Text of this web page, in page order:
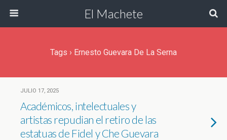
El Machete
Tags › Ernesto Guevara De La Serna
JULIO 17, 2025
Académicos, intelectuales y
artistas repudian el retiro de las
estatuas de Fidel y Che Guevara